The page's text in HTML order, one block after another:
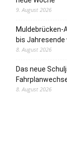
9. August 2026
Muldebrücken-
bis
8. August 2026
Das neue
8. August 2026